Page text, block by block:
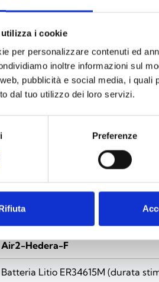
i cookie
per personalizzare contenuti ed
inoltre informazioni sul
pubblicità e social media, i
dal tuo utilizzo dei loro servizi.
Preferenze
con sistema antischiuma
SPECIFICHE
Air2-Hedera-F
Batteria Litio ER34615M (durata